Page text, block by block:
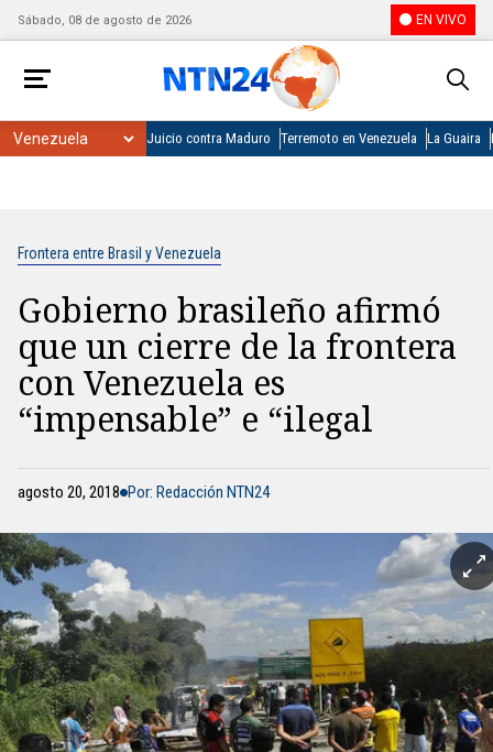
Sábado, 08 de agosto de 2026 EN VIVO
Juicio contra Maduro Terremoto en Venezuela La Guaira
Frontera entre Brasil y Venezuela
Gobierno brasileño afirmó
que un cierre de la frontera
con Venezuela es
“impensable” e “ilegal
agosto 20, 2018 Por: Redacción NTN24